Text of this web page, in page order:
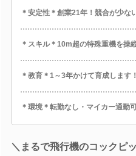
＊安定性＊創業21年！競合が少な
＊スキル＊10m超の特殊重機を操
＊教育＊1～3年かけて育成します！
＊環境＊転勤なし・マイカー通勤
＼まるで飛行機のコックピ